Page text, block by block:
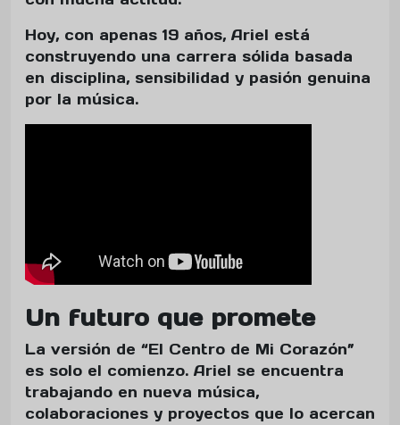
Hoy, con apenas 19 años, Ariel está
construyendo una carrera sólida basada
en disciplina, sensibilidad y pasión genuina
por la música.
Un futuro que promete
La versión de “El Centro de Mi Corazón”
es solo el comienzo. Ariel se encuentra
trabajando en nueva música,
colaboraciones y proyectos que lo acercan